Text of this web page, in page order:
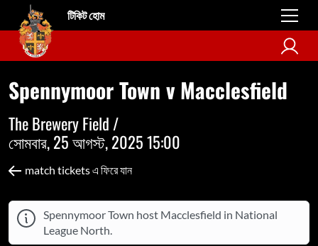
টিকিট হোম
Spennymoor Town v Macclesfield
The Brewery Field /
সোমবার, 25 আগস্ট, 2025 15:00
match tickets এ ফিরে যান
Spennymoor Town host Macclesfield in National
League North.